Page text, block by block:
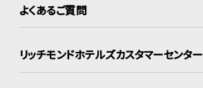
よくあるご質問
リッチモンドホテルズカスタマーセンター